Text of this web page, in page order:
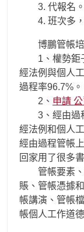
3. 代報名。
4. 班次多，
博鵬管帳培
1、權勢鉅子
經法例與個人
過程率96.7%。
2、 申請
3、經由過程
經法例和個人
經由過程管帳
回家用了很多書
管帳要素、
賬、管帳憑據
帳講演、管帳
帳個人工作道德